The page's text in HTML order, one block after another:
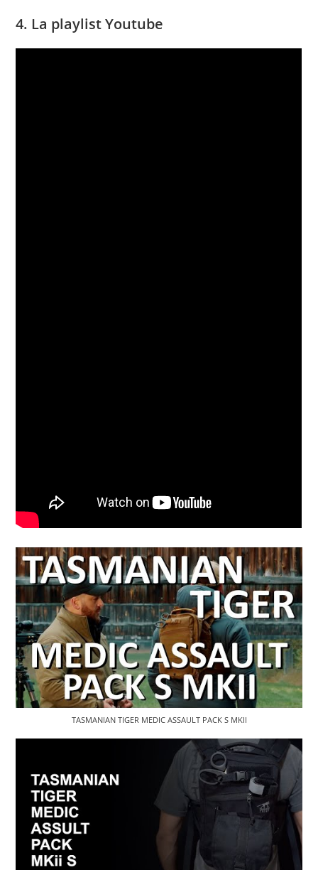
4. La playlist Youtube
TASMANIAN TIGER MEDIC ASSAULT PACK S MKII